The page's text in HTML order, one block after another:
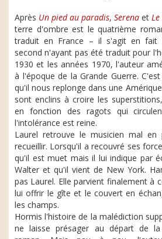
Après Un pied au paradis, Serena et
terre d'ombre est le quatrième
traduit en France – il s'agit en fait
second n'ayant pas été traduit pour
1930 et les années 1970, l'auteur
à l'époque de la Grande Guerre.
qu'il nous replonge dans une
sont enclins à croire les
en fonction des ragots qui
l'intolérance est reine.
Laurel retrouve le musicien mal
recueillir. Lorsqu'il a recouvré ses
qu'il est muet mais il lui indique par
Walter et qu'il vient de New York.
pas Laurel. Elle parvient finalement à
lui offrir le gîte et le couvert en
les champs.
Hormis l'histoire de la malédiction
ne laisse présager au départ de